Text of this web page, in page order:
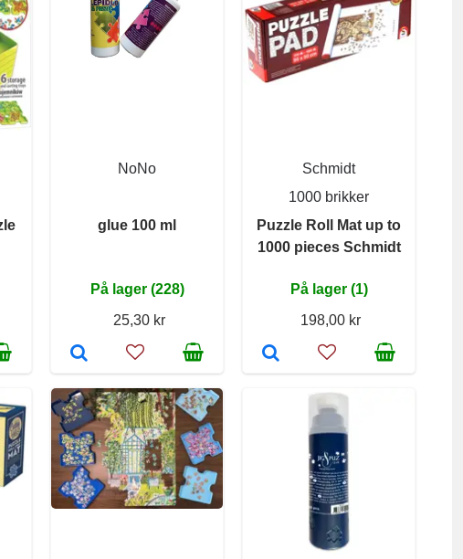
NoNo
glue 100 ml
På lager (228)
25,30 kr
Schmidt
1000 brikker
Puzzle Roll Mat up to
1000 pieces Schmidt
På lager (1)
198,00 kr